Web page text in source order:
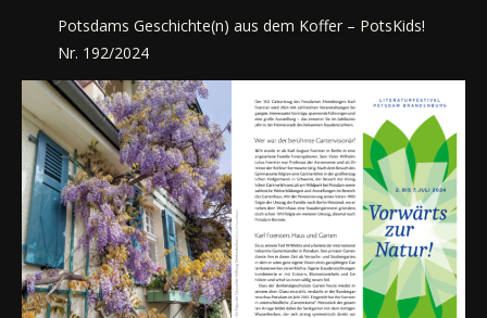
Potsdams Geschichte(n) aus dem Koffer – PotsKids!
Nr. 192/2024